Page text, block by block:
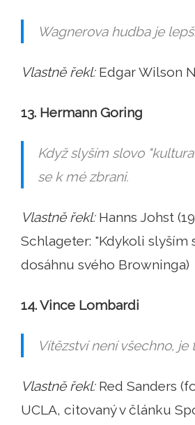
Wagnerova hudba je
Vlastně řekl: Edgar Wilson
13. Hermann Goring
Když slyším slovo
se k mé zbrani.
Vlastně řekl: Hanns Johst
Schlageter: "Kdykoli slyším
dosáhnu svého Browninga)
14. Vince Lombardi
Vítězství není všechno, je
Vlastně řekl: Red Sanders
UCLA, citovaný v článku